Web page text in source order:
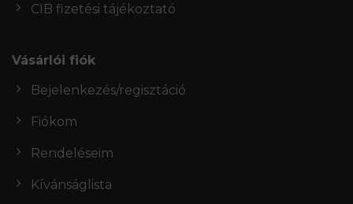
CIB fizetési tájékoztató
Vásárlói fiók
Bejelenkezés/regisztáció
Fiókom
Rendeléseim
Kívánságlista